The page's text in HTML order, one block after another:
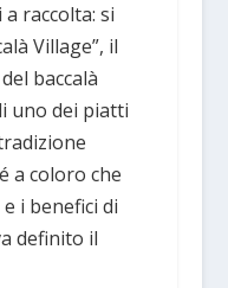
raccolta: si
Village”, il
baccalà
uno dei piatti
a coloro che
i benefici di
definito il